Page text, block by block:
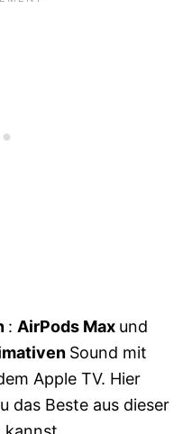
: AirPods Max und
Sound mit
Apple TV. Hier
das Beste aus dieser